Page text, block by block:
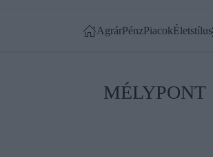
AgrárPénzPiacokÉletstílus
MÉLYPONT